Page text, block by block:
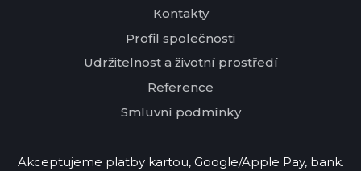
Kontakty
Profil společnosti
Udržitelnost a životní prostředí
Reference
Smluvní podmínky
Akceptujeme platby kartou, Google/Apple Pay, bank.